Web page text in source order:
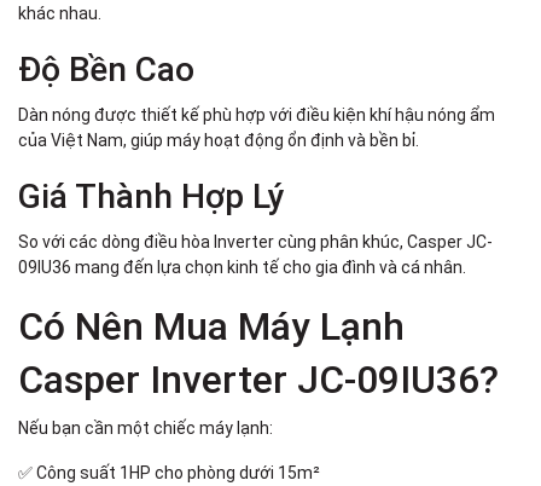
khác nhau.
Độ Bền Cao
Dàn nóng được thiết kế phù hợp với điều kiện khí hậu nóng ẩm
của Việt Nam, giúp máy hoạt động ổn định và bền bỉ.
Giá Thành Hợp Lý
So với các dòng điều hòa Inverter cùng phân khúc, Casper JC-
09IU36 mang đến lựa chọn kinh tế cho gia đình và cá nhân.
Có Nên Mua Máy Lạnh
Casper Inverter JC-09IU36?
Nếu bạn cần một chiếc máy lạnh:
✅ Công suất 1HP cho phòng dưới 15m²